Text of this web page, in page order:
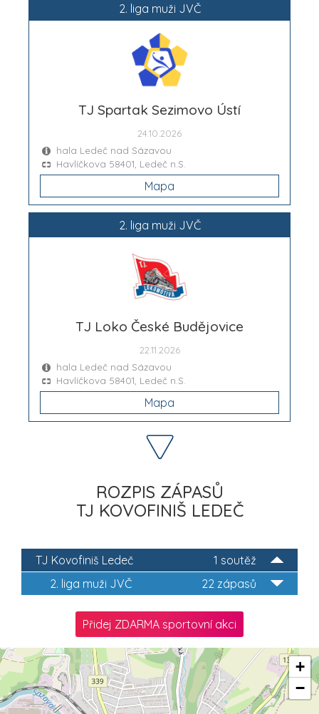
2. liga muži JVČ
TJ Spartak Sezimovo Ústí
24.10.2026
hala Ledeč nad Sázavou
Havlíčkova 58401, Ledeč n.S.
Mapa
2. liga muži JVČ
TJ Loko České Budějovice
22.11.2026
hala Ledeč nad Sázavou
Havlíčkova 58401, Ledeč n.S.
Mapa
ROZPIS ZÁPASŮ
TJ KOVOFINIŠ LEDEČ
1 soutěž
TJ Kovofiniš Ledeč
22 zápasů
2. liga muži JVČ
Přidej ZDARMA sportovní akci
+
−